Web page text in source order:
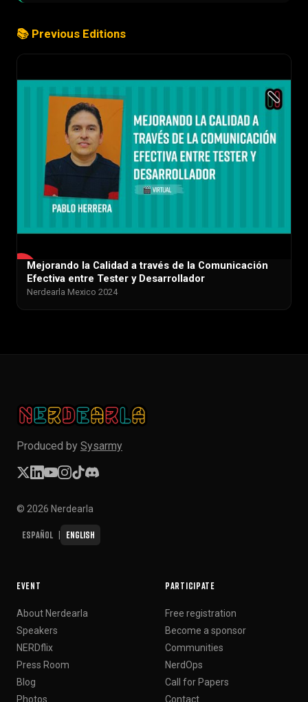
📚 Previous Editions
Mejorando la Calidad a través de la Comunicación
Efectiva entre Tester y Desarrollador
Nerdearla Mexico 2024
Produced by Sysarmy
© 2026 Nerdearla
Español English
EVENT
About Nerdearla
Speakers
NERDflix
Press Room
Blog
Photos
PARTICIPATE
Free registration
Become a sponsor
Communities
NerdOps
Call for Papers
Contact